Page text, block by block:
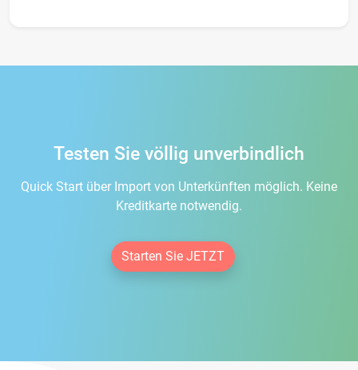
Testen Sie völlig unverbindlich
Quick Start über Import von Unterkünften möglich. Keine
Kreditkarte notwendig.
Starten Sie JETZT